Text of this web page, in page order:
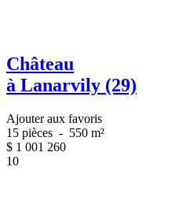
Château
à Lanarvily (29)
Ajouter aux favoris
15 pièces - 550 m²
$ 1 001 260
10